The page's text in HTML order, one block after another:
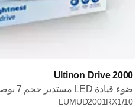
Ultinon Drive 2000
ضوء قيادة LED مستدير حجم 7 بوصات
LUMUD2001RX1/10